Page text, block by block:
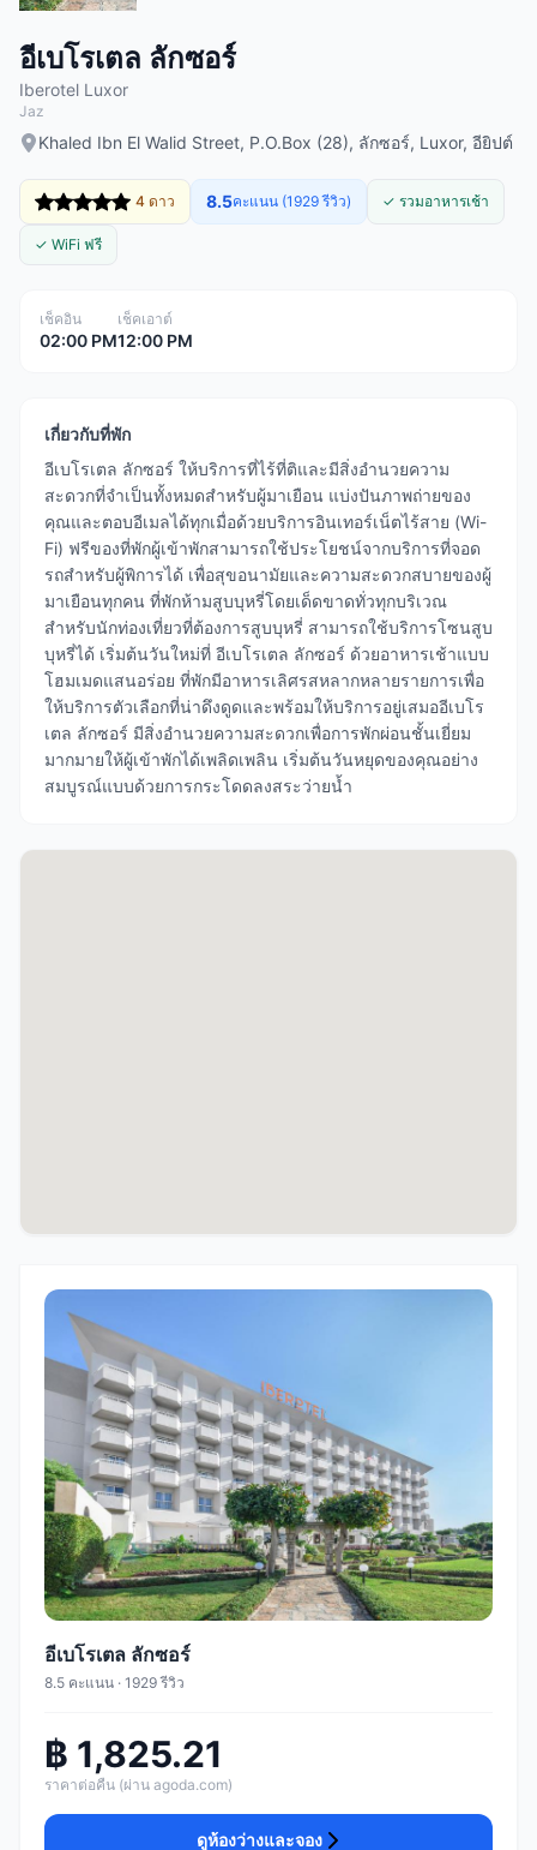
อีเบโรเตล ลักซอร์
Iberotel Luxor
Jaz
Khaled Ibn El Walid Street, P.O.Box (28), ลักซอร์, Luxor, อียิปต์
4 ดาว 8.5คะแนน (1929 รีวิว) ✓ รวมอาหารเช้า
✓ WiFi ฟรี
เช็คอิน
02:00 PM
เช็คเอาต์
12:00 PM
เกี่ยวกับที่พัก
อีเบโรเตล ลักซอร์ ให้บริการที่ไร้ที่ติและมีสิ่งอำนวยความ
สะดวกที่จำเป็นทั้งหมดสำหรับผู้มาเยือน แบ่งปันภาพถ่ายของ
คุณและตอบอีเมลได้ทุกเมื่อด้วยบริการอินเทอร์เน็ตไร้สาย (Wi-
Fi) ฟรีของที่พักผู้เข้าพักสามารถใช้ประโยชน์จากบริการที่จอด
รถสำหรับผู้พิการได้ เพื่อสุขอนามัยและความสะดวกสบายของผู้
มาเยือนทุกคน ที่พักห้ามสูบบุหรี่โดยเด็ดขาดทั่วทุกบริเวณ
สำหรับนักท่องเที่ยวที่ต้องการสูบบุหรี่ สามารถใช้บริการโซนสูบ
บุหรี่ได้ เริ่มต้นวันใหม่ที่ อีเบโรเตล ลักซอร์ ด้วยอาหารเช้าแบบ
โฮมเมดแสนอร่อย ที่พักมีอาหารเลิศรสหลากหลายรายการเพื่อ
ให้บริการตัวเลือกที่น่าดึงดูดและพร้อมให้บริการอยู่เสมออีเบโร
เตล ลักซอร์ มีสิ่งอำนวยความสะดวกเพื่อการพักผ่อนชั้นเยี่ยม
มากมายให้ผู้เข้าพักได้เพลิดเพลิน เริ่มต้นวันหยุดของคุณอย่าง
สมบูรณ์แบบด้วยการกระโดดลงสระว่ายน้ำ
อีเบโรเตล ลักซอร์
8.5 คะแนน · 1929 รีวิว
฿ 1,825.21
ราคาต่อคืน (ผ่าน agoda.com)
ดูห้องว่างและจอง